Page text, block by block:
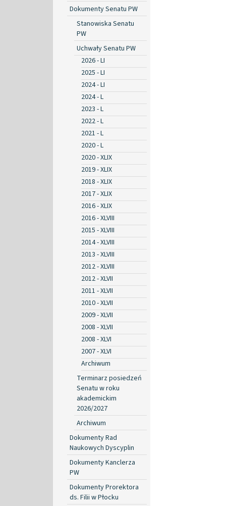
Dokumenty Senatu PW
Stanowiska Senatu
PW
Uchwały Senatu PW
2026 - LI
2025 - LI
2024 - LI
2024 - L
2023 - L
2022 - L
2021 - L
2020 - L
2020 - XLIX
2019 - XLIX
2018 - XLIX
2017 - XLIX
2016 - XLIX
2016 - XLVIII
2015 - XLVIII
2014 - XLVIII
2013 - XLVIII
2012 - XLVIII
2012 - XLVII
2011 - XLVII
2010 - XLVII
2009 - XLVII
2008 - XLVII
2008 - XLVI
2007 - XLVI
Archiwum
Terminarz posiedzeń
Senatu w roku
akademickim
2026/2027
Archiwum
Dokumenty Rad
Naukowych Dyscyplin
Dokumenty Kanclerza
PW
Dokumenty Prorektora
ds. Filii w Płocku